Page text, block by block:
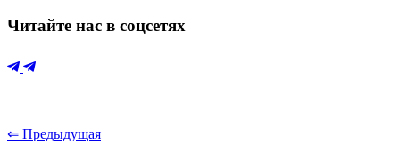
Читайте нас в соцсетях
⇐ Предыдущая